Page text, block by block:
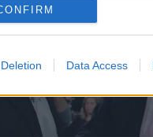
Data Access